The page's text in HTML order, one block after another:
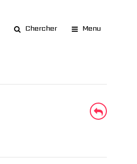
Chercher Menu